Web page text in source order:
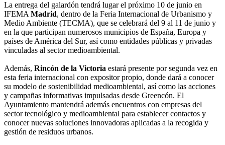
La entrega del galardón tendrá lugar el próximo 10 de junio en
IFEMA Madrid, dentro de la Feria Internacional de Urbanismo y
Medio Ambiente (TECMA), que se celebrará del 9 al 11 de junio y
en la que participan numerosos municipios de España, Europa y
países de América del Sur, así como entidades públicas y privadas
vinculadas al sector medioambiental.
Además, Rincón de la Victoria estará presente por segunda vez en
esta feria internacional con expositor propio, donde dará a conocer
su modelo de sostenibilidad medioambiental, así como las acciones
y campañas informativas impulsadas desde Greencón. El
Ayuntamiento mantendrá además encuentros con empresas del
sector tecnológico y medioambiental para establecer contactos y
conocer nuevas soluciones innovadoras aplicadas a la recogida y
gestión de residuos urbanos.